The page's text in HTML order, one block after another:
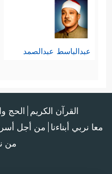
عبدالباسط عبدالصمد
القرآن الكريم الحج
معا نربي أبناءنا من أجل
من